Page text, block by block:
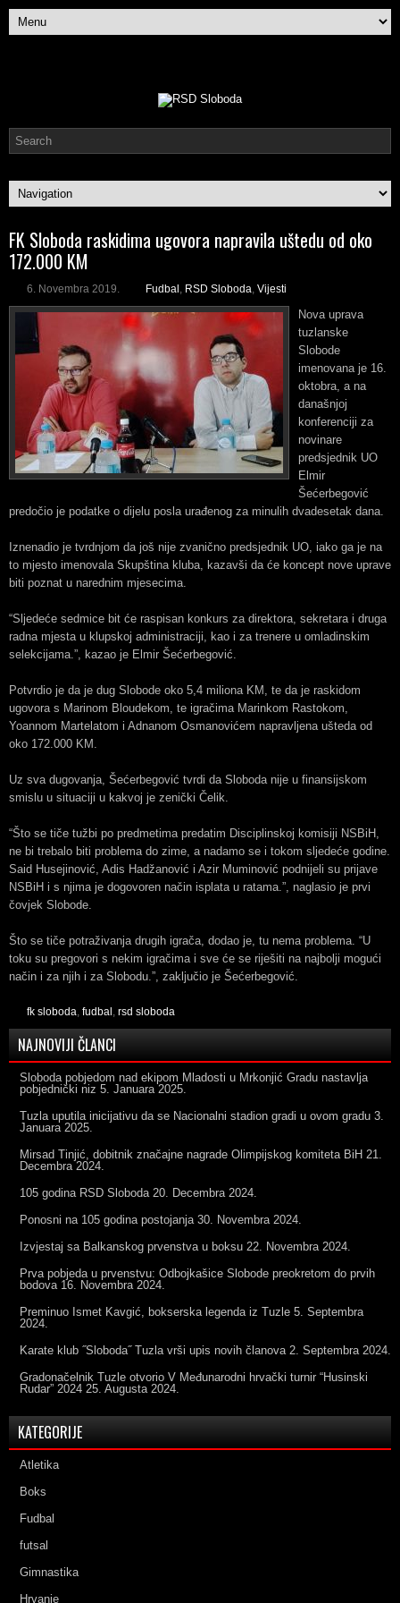
FK Sloboda raskidima ugovora napravila uštedu od oko
172.000 KM
6. Novembra 2019. Fudbal , RSD Sloboda, Vijesti
Nova uprava
tuzlanske
Slobode
imenovana je 16.
oktobra, a na
današnjoj
konferenciji za
novinare
predsjednik UO
Elmir
Šećerbegović
predočio je podatke o dijelu posla urađenog za minulih dvadesetak dana.
Iznenadio je tvrdnjom da još nije zvanično predsjednik UO, iako ga je na
to mjesto imenovala Skupština kluba, kazavši da će koncept nove uprave
biti poznat u narednim mjesecima.
“Sljedeće sedmice bit će raspisan konkurs za direktora, sekretara i druga
radna mjesta u klupskoj administraciji, kao i za trenere u omladinskim
selekcijama.”, kazao je Elmir Šećerbegović.
Potvrdio je da je dug Slobode oko 5,4 miliona KM, te da je raskidom
ugovora s Marinom Bloudekom, te igračima Marinkom Rastokom,
Yoannom Martelatom i Adnanom Osmanovićem napravljena ušteda od
oko 172.000 KM.
Uz sva dugovanja, Šećerbegović tvrdi da Sloboda nije u finansijskom
smislu u situaciji u kakvoj je zenički Čelik.
“Što se tiče tužbi po predmetima predatim Disciplinskoj komisiji NSBiH,
ne bi trebalo biti problema do zime, a nadamo se i tokom sljedeće godine.
Said Husejinović, Adis Hadžanović i Azir Muminović podnijeli su prijave
NSBiH i s njima je dogovoren način isplata u ratama.”, naglasio je prvi
čovjek Slobode.
Što se tiče potraživanja drugih igrača, dodao je, tu nema problema. “U
toku su pregovori s nekim igračima i sve će se riješiti na najbolji mogući
način i za njih i za Slobodu.”, zaključio je Šećerbegović.
fk sloboda, fudbal , rsd sloboda
NAJNOVIJI ČLANCI
Sloboda pobjedom nad ekipom Mladosti u Mrkonjić Gradu nastavlja
pobjednički niz 5. Januara 2025.
Tuzla uputila inicijativu da se Nacionalni stadion gradi u ovom gradu 3.
Januara 2025.
Mirsad Tinjić, dobitnik značajne nagrade Olimpijskog komiteta BiH 21.
Decembra 2024.
105 godina RSD Sloboda 20. Decembra 2024.
Ponosni na 105 godina postojanja 30. Novembra 2024.
Izvjestaj sa Balkanskog prvenstva u boksu 22. Novembra 2024.
Prva pobjeda u prvenstvu: Odbojkašice Slobode preokretom do prvih
bodova 16. Novembra 2024.
Preminuo Ismet Kavgić, bokserska legenda iz Tuzle 5. Septembra
2024.
Karate klub ˝Sloboda˝ Tuzla vrši upis novih članova 2. Septembra 2024.
Gradonačelnik Tuzle otvorio V Međunarodni hrvački turnir “Husinski
Rudar” 2024 25. Augusta 2024.
KATEGORIJE
Atletika
Boks
Fudbal
futsal
Gimnastika
Hrvanje